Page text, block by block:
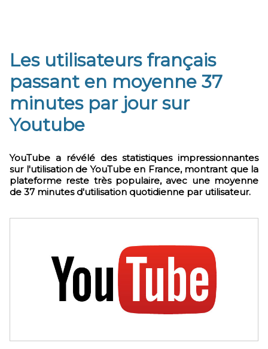
Les utilisateurs français
passant en moyenne 37
minutes par jour sur
Youtube
YouTube a révélé des statistiques impressionnantes
sur l'utilisation de YouTube en France, montrant que la
plateforme reste très populaire, avec une moyenne
de 37 minutes d'utilisation quotidienne par utilisateur.